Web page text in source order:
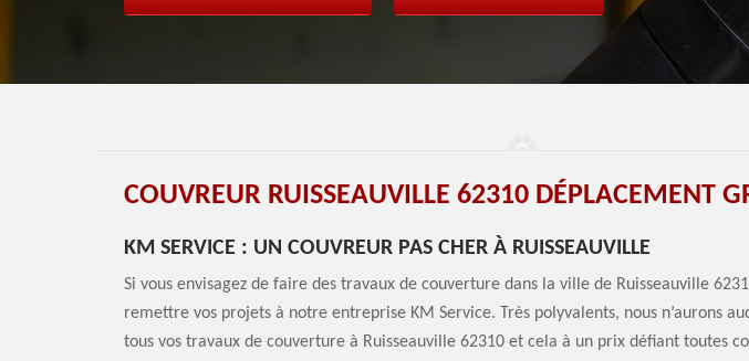
COUVREUR RUISSEAUVILLE 62310 DÉPLACEMENT
KM SERVICE : UN COUVREUR PAS CHER À RUISSEAUVILLE
Si vous envisagez de faire des travaux de couverture dans la ville de Ruisseauville
remettre vos projets à notre entreprise KM Service. Très polyvalents, nous n’aurons
tous vos travaux de couverture à Ruisseauville 62310 et cela à un prix défiant toutes